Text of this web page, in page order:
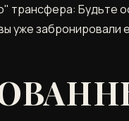
трансфера: Будьте
уже забронировали